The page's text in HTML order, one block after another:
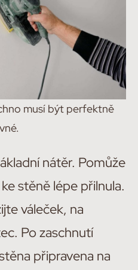
musí být perfektně
nátěr. Pomůže
stěně lépe přilnula.
váleček, na
Po zaschnutí
připravena na